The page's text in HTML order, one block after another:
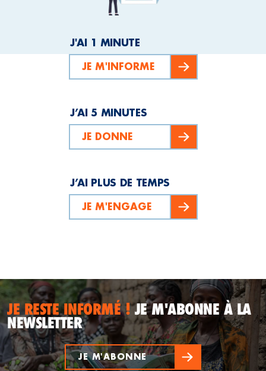
J'AI 1 MINUTE
JE M'INFORME
J’AI 5 MINUTES
JE DONNE
J’AI PLUS DE TEMPS
JE M'ENGAGE
JE RESTE INFORMÉ !JE M'ABONNE À LA
NEWSLETTER
JE M'ABONNE